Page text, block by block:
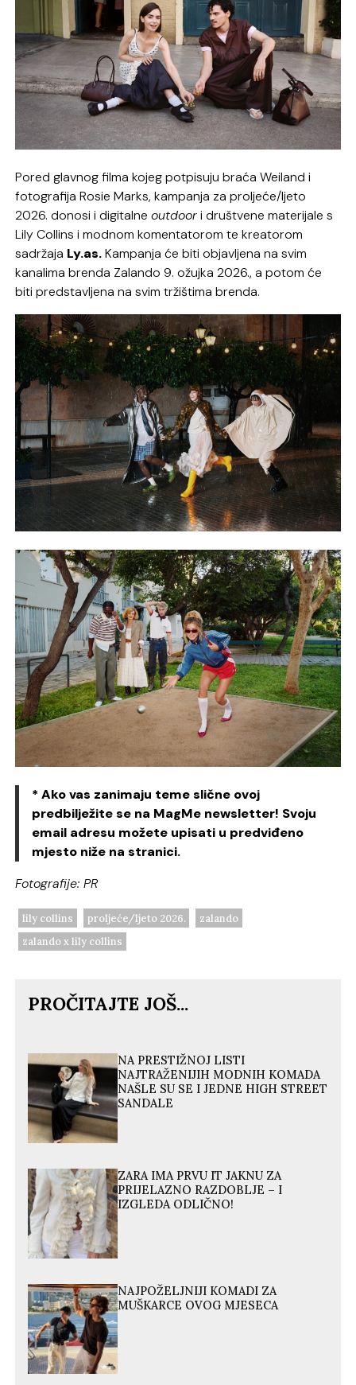
Pored glavnog filma kojeg potpisuju braća Weiland i
fotografija Rosie Marks, kampanja za proljeće/ljeto
2026. donosi i digitalneoutdoori društvene materijale s
Lily Collins i modnom komentatorom te kreatorom
sadržaja Ly.as.Kampanja će biti objavljena na svim
kanalima brenda Zalando 9. ožujka 2026., a potom će
biti predstavljena na svim tržištima brenda.
* Ako vas zanimaju teme slične ovoj
predbilježite se na MagMe newsletter! Svoju
email adresu možete upisati u predviđeno
mjesto niže na stranici.
Fotografije: PR
lily collins proljeće/ljeto 2026.
zalando
zalando x lily collins
PROČITAJTE JOŠ...
NA PRESTIŽNOJ LISTI
NAJTRAŽENIJIH MODNIH KOMADA
NAŠLE SU SE I JEDNE HIGH STREET
SANDALE
ZARA IMA PRVU IT JAKNU ZA
PRIJELAZNO RAZDOBLJE – I
IZGLEDA ODLIČNO!
NAJPOŽELJNIJI KOMADI ZA
MUŠKARCE OVOG MJESECA